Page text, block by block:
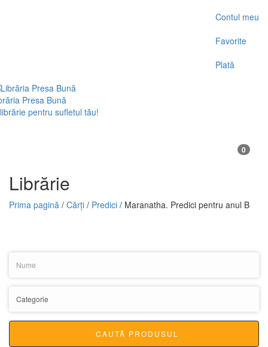
Contul meu
Favorite
Plată
Presa Bună
pentru sufletul tău!
0
Librărie
Prima pagină / Cărți / Predici / Maranatha. Predici pentru anul B
CAUTĂ PRODUSUL